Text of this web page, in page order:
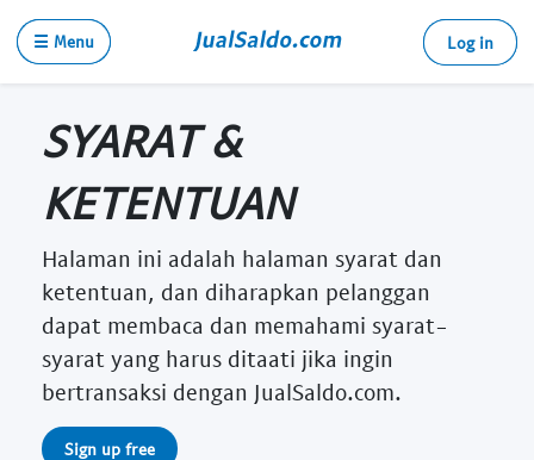
☰ Menu Log in
SYARAT &
KETENTUAN
Halaman ini adalah halaman syarat dan
ketentuan, dan diharapkan pelanggan
dapat membaca dan memahami syarat-
syarat yang harus ditaati jika ingin
bertransaksi dengan JualSaldo.com.
Sign up free